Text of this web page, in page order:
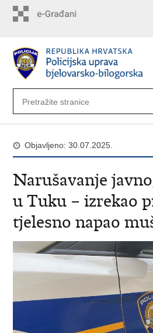
Objavljeno: 30.07.2025.
Narušavanje
u Tuku – izrekao
tjelesno napao